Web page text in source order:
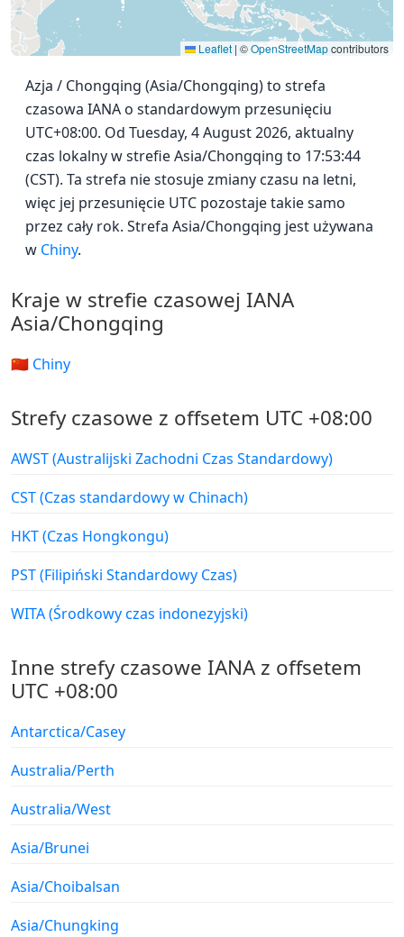
Leaflet | ©OpenStreetMapcontributors
Azja / Chongqing (Asia/Chongqing) to strefa
czasowa IANA o standardowym przesunięciu
UTC+08:00. Od Tuesday, 4 August 2026, aktualny
czas lokalny w strefie Asia/Chongqing to 17:53:44
(CST). Ta strefa nie stosuje zmiany czasu na letni,
więc jej przesunięcie UTC pozostaje takie samo
przez cały rok. Strefa Asia/Chongqing jest używana
w Chiny.
Kraje w strefie czasowej IANA
Asia/Chongqing
🇨🇳 Chiny
Strefy czasowe z offsetem UTC +08:00
AWST (Australijski Zachodni Czas Standardowy)
CST (Czas standardowy w Chinach)
HKT (Czas Hongkongu)
PST (Filipiński Standardowy Czas)
WITA (Środkowy czas indonezyjski)
Inne strefy czasowe IANA z offsetem
UTC +08:00
Antarctica/Casey
Australia/Perth
Australia/West
Asia/Brunei
Asia/Choibalsan
Asia/Chungking